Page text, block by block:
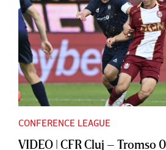
CONFERENCE LEAGUE
VIDEO | CFR Cluj – Tromso